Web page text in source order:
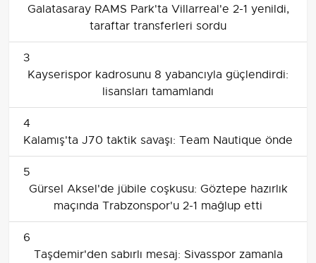
Galatasaray RAMS Park'ta Villarreal'e 2-1 yenildi,
taraftar transferleri sordu
3
Kayserispor kadrosunu 8 yabancıyla güçlendirdi:
lisansları tamamlandı
4
Kalamış'ta J70 taktik savaşı: Team Nautique önde
5
Gürsel Aksel'de jübile coşkusu: Göztepe hazırlık
maçında Trabzonspor'u 2-1 mağlup etti
6
Taşdemir'den sabırlı mesaj: Sivasspor zamanla